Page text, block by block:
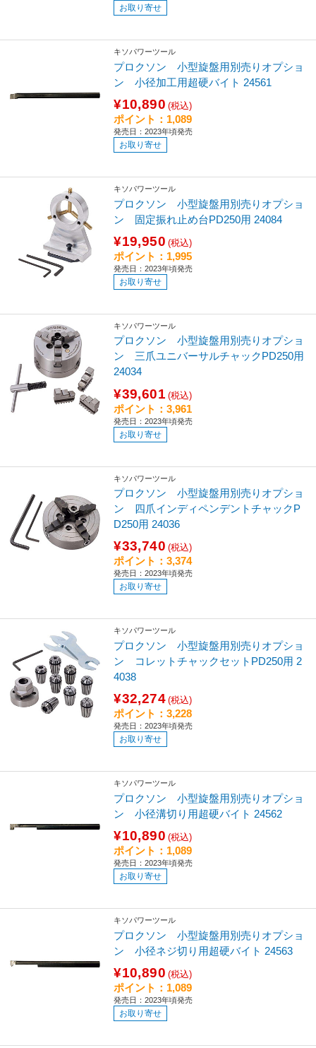
お取り寄せ
キソパワーツール
プロクソン 小型旋盤用別売りオプショ
ン 小径加工用超硬バイト 24561
¥10,890 (税込)
ポイント：1,089
発売日：2023年頃発売
お取り寄せ
キソパワーツール
プロクソン 小型旋盤用別売りオプショ
ン 固定振れ止め台PD250用 24084
¥19,950 (税込)
ポイント：1,995
発売日：2023年頃発売
お取り寄せ
キソパワーツール
プロクソン 小型旋盤用別売りオプショ
ン 三爪ユニバーサルチャックPD250用
24034
¥39,601 (税込)
ポイント：3,961
発売日：2023年頃発売
お取り寄せ
キソパワーツール
プロクソン 小型旋盤用別売りオプショ
ン 四爪インディペンデントチャックP
D250用 24036
¥33,740 (税込)
ポイント：3,374
発売日：2023年頃発売
お取り寄せ
キソパワーツール
プロクソン 小型旋盤用別売りオプショ
ン コレットチャックセットPD250用 2
4038
¥32,274 (税込)
ポイント：3,228
発売日：2023年頃発売
お取り寄せ
キソパワーツール
プロクソン 小型旋盤用別売りオプショ
ン 小径溝切り用超硬バイト 24562
¥10,890 (税込)
ポイント：1,089
発売日：2023年頃発売
お取り寄せ
キソパワーツール
プロクソン 小型旋盤用別売りオプショ
ン 小径ネジ切り用超硬バイト 24563
¥10,890 (税込)
ポイント：1,089
発売日：2023年頃発売
お取り寄せ